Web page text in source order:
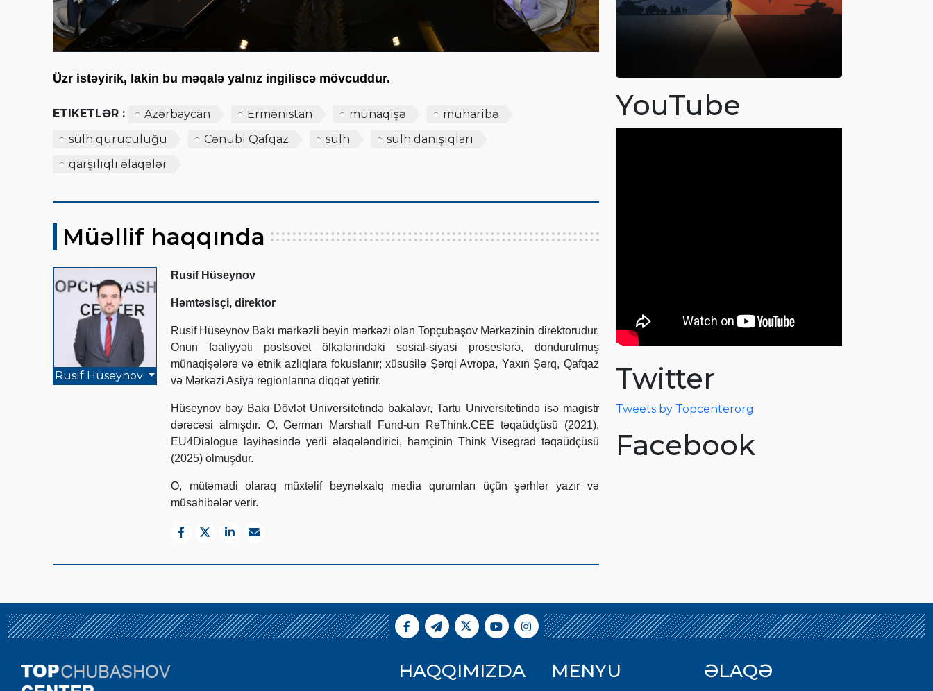
Üzr istəyirik, lakin bu məqalə yalnız ingiliscə mövcuddur.
ETIKETLƏR : Azərbaycan Ermənistan münaqişə
müharibə
sülh quruculuğu
Cənubi Qafqaz sülh
sülh danışıqları
qarşılıqlı əlaqələr
Müəllif haqqında
Rusif Hüseynov
Rusif Hüseynov
Həmtəsisçi, direktor
Rusif Hüseynov Bakı mərkəzli beyin mərkəzi olan Topçubaşov Mərkəzinin direktorudur.
Onun fəaliyyəti postsovet ölkələrindəki sosial-siyasi proseslərə, dondurulmuş
münaqişələrə və etnik azlıqlara fokuslanır; xüsusilə Şərqi Avropa, Yaxın Şərq, Qafqaz
və Mərkəzi Asiya regionlarına diqqət yetirir.
Hüseynov bəy Bakı Dövlət Universitetində bakalavr, Tartu Universitetində isə magistr
dərəcəsi almışdır. O, German Marshall Fund-un ReThink.CEE təqaüdçüsü (2021),
EU4Dialogue layihəsində yerli əlaqələndirici, həmçinin Think Visegrad təqaüdçüsü
(2025) olmuşdur.
O, mütəmadi olaraq müxtəlif beynəlxalq media qurumları üçün şərhlər yazır və
müsahibələr verir.
YouTube
Twitter
Tweets by Topcenterorg
Facebook
HAQQIMIZDA MENYU ƏLAQƏ